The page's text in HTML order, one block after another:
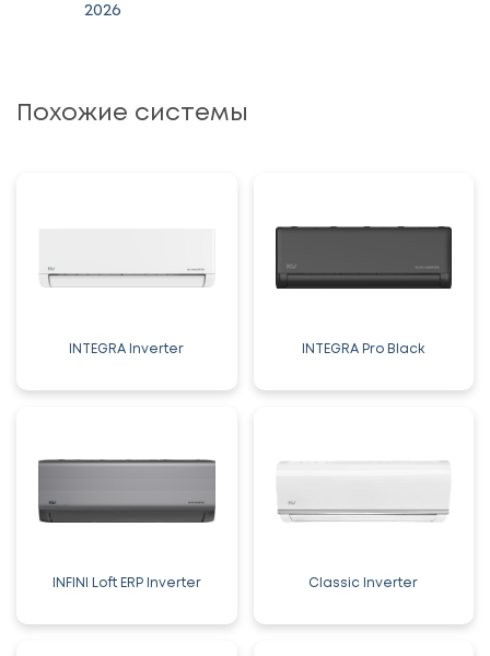
2026
Похожие системы
INTEGRA Inverter INTEGRA Pro Black
INFINI Loft ERP Inverter Classic Inverter